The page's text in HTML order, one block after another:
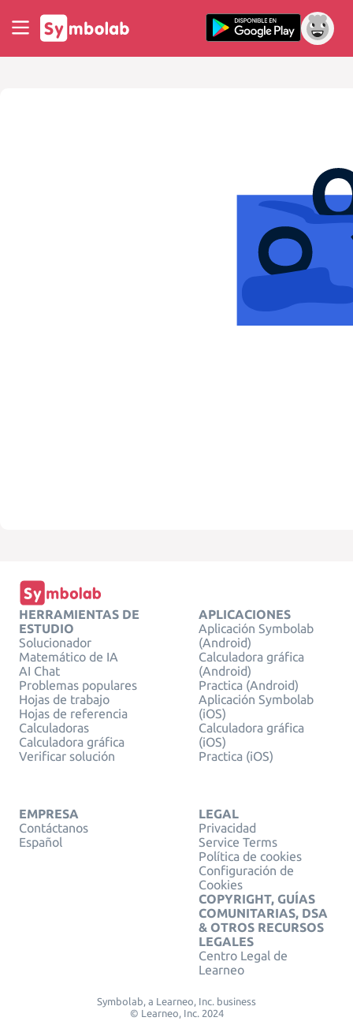
HERRAMIENTAS DE
ESTUDIO
Solucionador
Matemático de IA
AI Chat
Problemas populares
Hojas de trabajo
Hojas de referencia
Calculadoras
Calculadora gráfica
Verificar solución
APLICACIONES
Aplicación Symbolab
(Android)
Calculadora gráfica
(Android)
Practica (Android)
Aplicación Symbolab
(iOS)
Calculadora gráfica
(iOS)
Practica (iOS)
EMPRESA
Contáctanos
Español
LEGAL
Privacidad
Service Terms
Política de cookies
Configuración de
Cookies
COPYRIGHT, GUÍAS
COMUNITARIAS, DSA
& OTROS RECURSOS
LEGALES
Centro Legal de
Learneo
Symbolab, a Learneo, Inc. business
© Learneo, Inc. 2024